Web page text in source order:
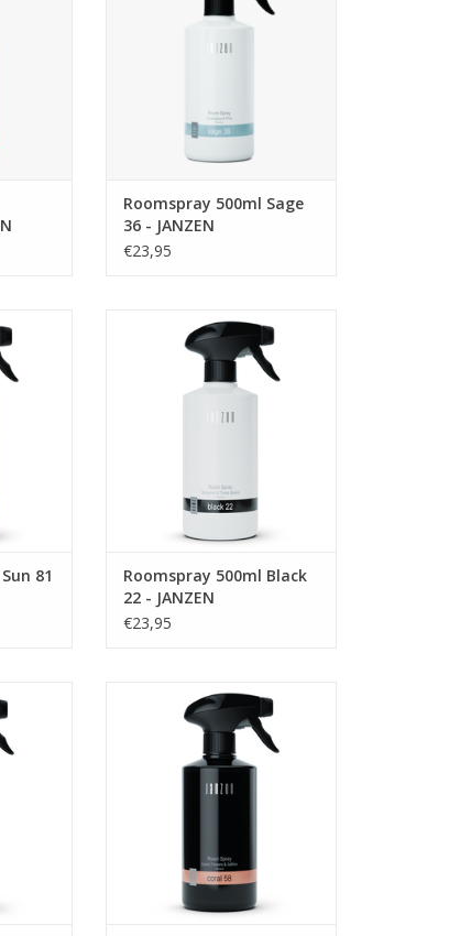
TOEVOEGEN AAN WINKELWAGEN
Roomspray 500ml Sage
36 - JANZEN
€23,95
bloem
licht
Sun
een
81
Een fris-warme geur,
balancerend tussen licht en
intens, feminien en masculien.
Black 22 is een rijk bouquet van
onder andere bergamot en hete
TOEVOEGEN AAN WINKELWAGEN
Roomspray 500ml Black
22 - JANZEN
€23,95
46 -
Roomspray 500ml Coral 58 -
JANZEN
TOEVOEGEN AAN WINKELWAGEN